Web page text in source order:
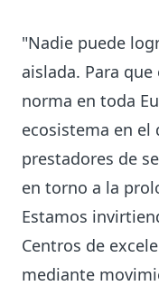
"Nadie puede
aislada. Para
norma en toda
ecosistema en el
prestadores de
en torno a la
Estamos
Centros de
mediante